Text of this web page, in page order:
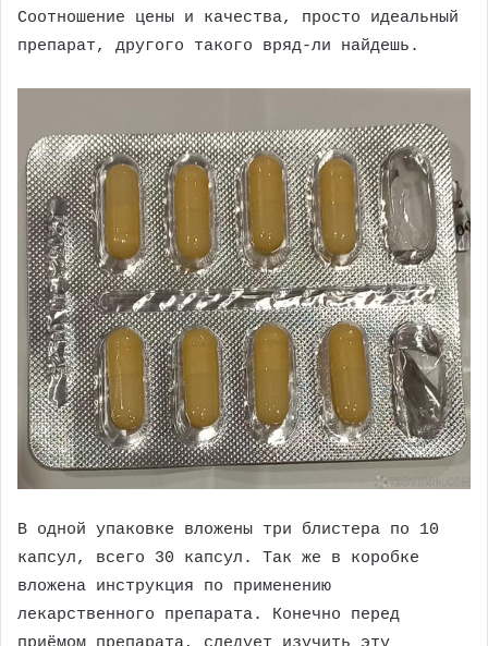
Соотношение цены и качества, просто идеальный
препарат, другого такого вряд-ли найдешь.
В одной упаковке вложены три блистера по 10
капсул, всего 30 капсул. Так же в коробке
вложена инструкция по применению
лекарственного препарата. Конечно перед